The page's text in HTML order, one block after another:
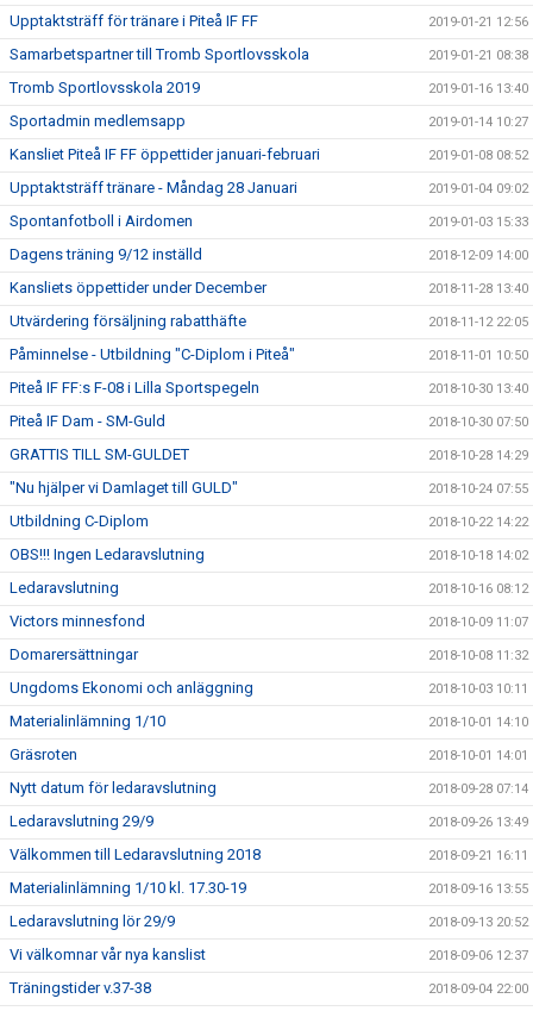
Upptaktsträff för tränare i Piteå IF FF 2019-01-21 12:56
Samarbetspartner till Tromb Sportlovsskola 2019-01-21 08:38
Tromb Sportlovsskola 2019 2019-01-16 13:40
Sportadmin medlemsapp 2019-01-14 10:27
Kansliet Piteå IF FF öppettider januari-februari 2019-01-08 08:52
Upptaktsträff tränare - Måndag 28 Januari 2019-01-04 09:02
Spontanfotboll i Airdomen 2019-01-03 15:33
Dagens träning 9/12 inställd 2018-12-09 14:00
Kansliets öppettider under December 2018-11-28 13:40
Utvärdering försäljning rabatthäfte 2018-11-12 22:05
Påminnelse - Utbildning "C-Diplom i Piteå" 2018-11-01 10:50
Piteå IF FF:s F-08 i Lilla Sportspegeln 2018-10-30 13:40
Piteå IF Dam - SM-Guld 2018-10-30 07:50
GRATTIS TILL SM-GULDET 2018-10-28 14:29
"Nu hjälper vi Damlaget till GULD" 2018-10-24 07:55
Utbildning C-Diplom 2018-10-22 14:22
OBS!!! Ingen Ledaravslutning 2018-10-18 14:02
Ledaravslutning 2018-10-16 08:12
Victors minnesfond 2018-10-09 11:07
Domarersättningar 2018-10-08 11:32
Ungdoms Ekonomi och anläggning 2018-10-03 10:11
Materialinlämning 1/10 2018-10-01 14:10
Gräsroten 2018-10-01 14:01
Nytt datum för ledaravslutning 2018-09-28 07:14
Ledaravslutning 29/9 2018-09-26 13:49
Välkommen till Ledaravslutning 2018 2018-09-21 16:11
Materialinlämning 1/10 kl. 17.30-19 2018-09-16 13:55
Ledaravslutning lör 29/9 2018-09-13 20:52
Vi välkomnar vår nya kanslist 2018-09-06 12:37
Träningstider v.37-38 2018-09-04 22:00